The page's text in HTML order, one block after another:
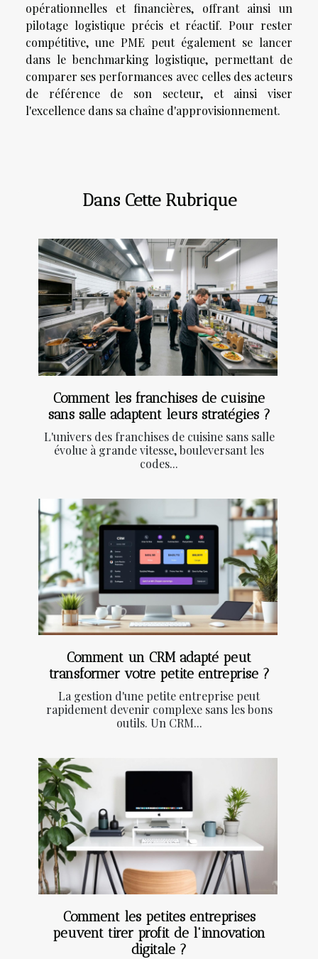
opérationnelles et financières, offrant ainsi un
pilotage logistique précis et réactif. Pour rester
compétitive, une PME peut également se lancer
dans le benchmarking logistique, permettant de
comparer ses performances avec celles des acteurs
de référence de son secteur, et ainsi viser
l'excellence dans sa chaîne d'approvisionnement.
Dans Cette Rubrique
Comment les franchises de cuisine
sans salle adaptent leurs stratégies ?
L'univers des franchises de cuisine sans salle
évolue à grande vitesse, bouleversant les
codes...
Comment un CRM adapté peut
transformer votre petite entreprise ?
La gestion d'une petite entreprise peut
rapidement devenir complexe sans les bons
outils. Un CRM...
Comment les petites entreprises
peuvent tirer profit de l'innovation
digitale ?